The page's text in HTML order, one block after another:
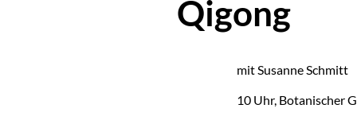
Qigong
mit Su­san­ne Schmitt
10 Uhr, Bo­ta­ni­scher